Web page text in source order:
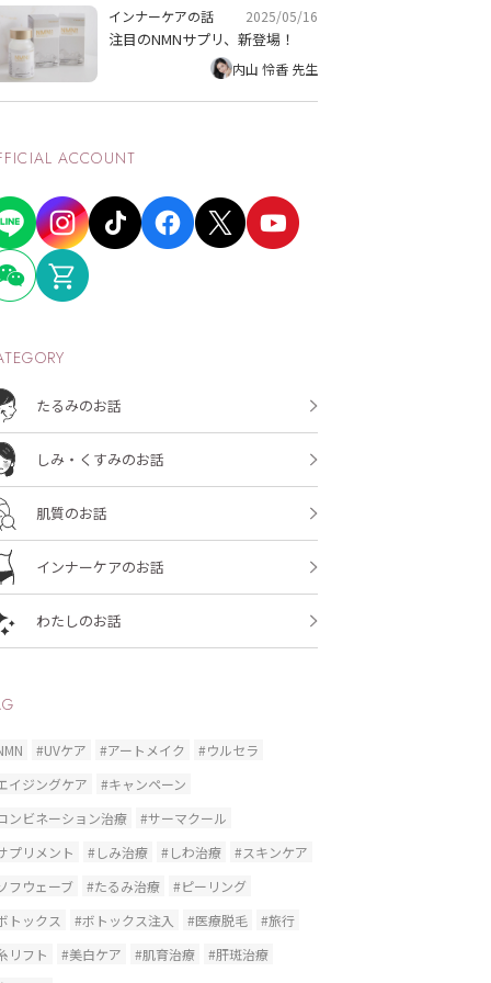
インナーケアの話 2025/05/16
注目のNMNサプリ、新登場！
内山 怜香 先生
ACCOUNT
たるみのお話
しみ・くすみのお話
肌質のお話
インナーケアのお話
わたしのお話
#UVケア #アートメイク
#ウルセラ
イジングケア
#キャンペーン
ンビネーション治療
#サーマクール
プリメント
#しみ治療 #しわ治療
#スキンケア
フウェーブ
#たるみ治療
#ピーリング
トックス
#ボトックス注入 #医療脱毛
#旅行
リフト
#美白ケア #肌育治療
#肝斑治療